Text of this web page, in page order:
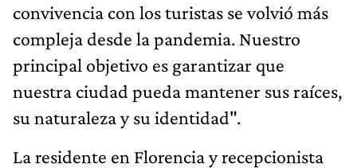
convivencia con los turistas se volvió más
compleja desde la pandemia. Nuestro
principal objetivo es garantizar que
nuestra ciudad pueda mantener sus raíces,
su naturaleza y su identidad".
La residente en Florencia y recepcionista